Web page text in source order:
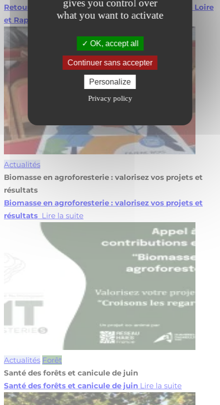
gives you control over
what you want to activate
OK, accept all
Continuer sans accepter
Personalize
Privacy policy
Retour sur l’Assemblée Générale Fibois Pays de la Loire
et Rapport d’Activité 2026 Lire la suite
Actualités
Biomasse en agroforesterie : valorisez vos projets et
résultats
Biomasse en agroforesterie : valorisez vos projets et
résultats Lire la suite
Actualités Forêt
Santé des forêts et canicule de juin
Santé des forêts et canicule de juin Lire la suite